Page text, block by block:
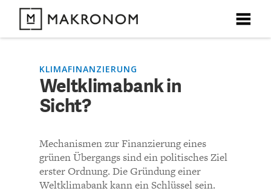
X
DEBATTEN
FEATURES
THEMEN
X
Unser kostenloser Newsletter informiert Sie über unsere
neuesten Beiträge.
X
X
KLIMAFINANZIERUNG
Weltklimabank in
Sicht?
Mechanismen zur Finanzierung eines
grünen Übergangs sind ein politisches Ziel
erster Ordnung. Die Gründung einer
Weltklimabank kann ein Schlüssel sein.
X
KOMMENTARE ZU
Weltklimabank in Sicht?
KOMMENTIEREN (VIA EMAIL)
Richtlinien